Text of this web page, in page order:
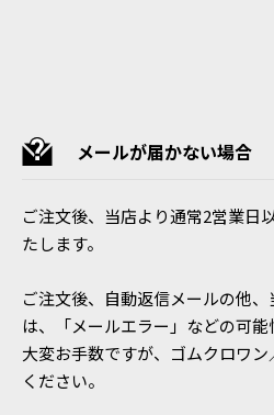
メールが届かない場合
ご注文後、当店より通常2営業日
たします。
ご注文後、自動返信メールの他
は、「メールエラー」などの可能
大変お手数ですが、ゴムクロワ
ください。